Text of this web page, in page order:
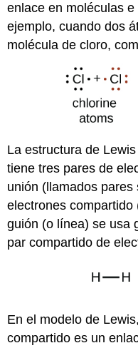
enlace en moléculas
ejemplo, cuando dos
molécula de cloro,
La estructura de
tiene tres pares de
unión (llamados
electrones
guión (o línea) se usa
par compartido de
En el modelo de
compartido es un